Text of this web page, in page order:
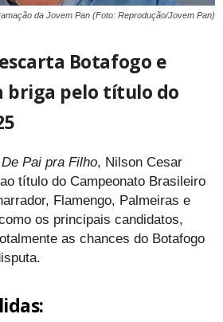
da Jovem Pan (Foto: Reprodução/Jovem Pan)
Botafogo e
briga pelo título do
De Pai pra Filho, Nilson Cesar
título do Campeonato Brasileiro
Flamengo, Palmeiras e
os principais candidatos,
as chances do Botafogo